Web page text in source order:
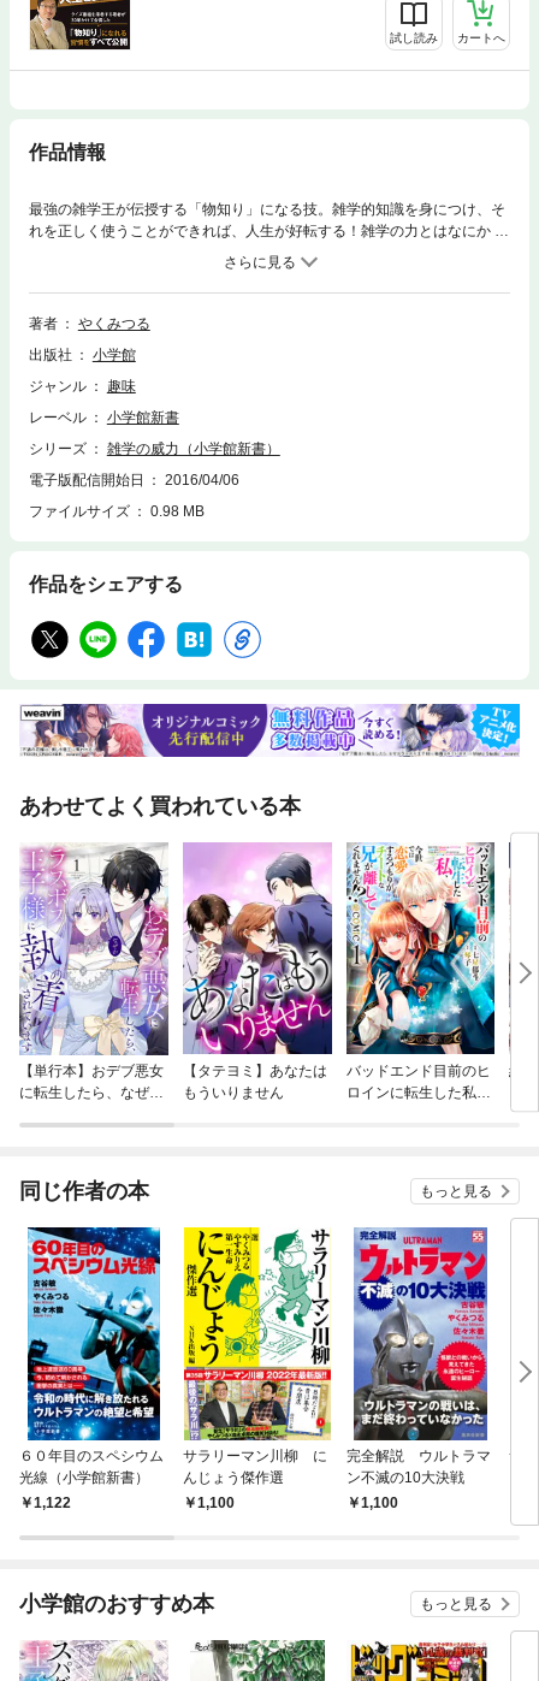
試し読み カートへ
作品情報
最強の雑学王が伝授する「物知り」になる技。雑学的知識を身につけ、そ
れを正しく使うことができれば、人生が好転する！雑学の力とはなにか !?
「コミュニケーション力、会話力がアップする」「周囲の人から面白がら
れ、ウケがよくなる」「好奇心が高まり、色々なものに興味がわいてく
る」「趣味の幅が広がり、人生が格段に楽しくなる」「発想が豊かにな
り、仕事にもいい影響を与える」などなど、数多くの雑学の威力を、本書
とができるのか、著者が30年かけて会得した「物知り」になる習慣を初公
開。数々のクイズ特番を制覇し、コメンテーターとしても人気のやくみつ
著者
やくみつる
出版社
小学館
ジャンル
趣味
レーベル
小学館新書
シリーズ
雑学の威力（小学館新書）
電子版配信開始日
2016/04/06
ファイルサイズ
0.98 MB
作品をシェアする
あわせてよく買われている本
【単行本】おデブ悪女
に転生したら、なぜか
【タテヨミ】あなたは
もういりません
バッドエンド目前のヒ
ロインに転生した私、
結
同じ作者の本 もっと見る
６０年目のスペシウム
光線（小学館新書）
1,122
サラリーマン川柳 に
んじょう傑作選
1,100
完全解説 ウルトラマ
ン不滅の10大決戦
1,100
サ
小学館のおすすめ本 もっと見る